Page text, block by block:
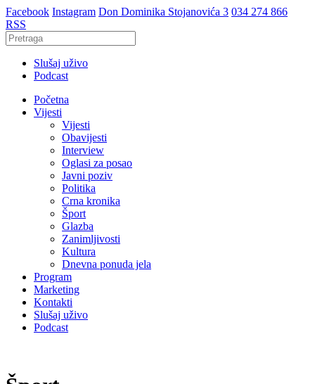
Facebook Instagram Don Dominika Stojanovića 3 034 274 866
RSS
Slušaj uživo
Podcast
Početna
Vijesti
Vijesti
Obavijesti
Interview
Oglasi za posao
Javni poziv
Politika
Crna kronika
Šport
Glazba
Zanimljivosti
Kultura
Dnevna ponuda jela
Program
Marketing
Kontakti
Slušaj uživo
Podcast